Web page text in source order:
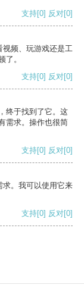
支持[0] 反对[0]
视频、玩游戏还是工
了。
支持[0] 反对[0]
终于找到了它。这
需求。操作也很简
支持[0] 反对[0]
求。我可以使用它来
支持[0] 反对[0]